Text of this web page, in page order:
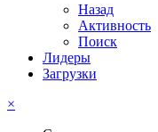
Назад
Активность
Поиск
Лидеры
Загрузки
×